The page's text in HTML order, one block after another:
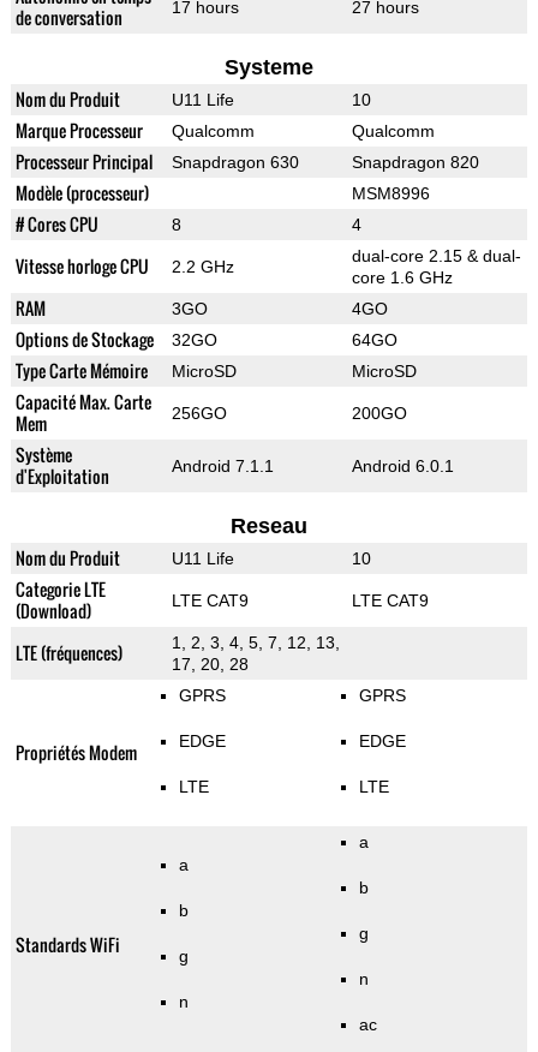
de conversation
17 hours 27 hours
Systeme
Nom du Produit U11 Life 10
Marque Processeur Qualcomm Qualcomm
Processeur Principal Snapdragon 630 Snapdragon 820
Modèle (processeur) MSM8996
# Cores CPU 8 4
Vitesse horloge CPU 2.2 GHz
dual-core 2.15 & dual-
core 1.6 GHz
RAM 3GO 4GO
Options de Stockage 32GO 64GO
Type Carte Mémoire MicroSD MicroSD
Capacité Max. Carte
Mem
256GO 200GO
Système
d'Exploitation
Android 7.1.1 Android 6.0.1
Reseau
Nom du Produit U11 Life 10
Categorie LTE
(Download)
LTE CAT9 LTE CAT9
LTE (fréquences)
1, 2, 3, 4, 5, 7, 12, 13,
17, 20, 28
Propriétés Modem
GPRS
EDGE
LTE
GPRS
EDGE
LTE
Standards WiFi
a
b
g
n
a
b
g
n
ac